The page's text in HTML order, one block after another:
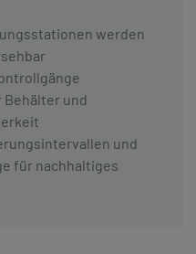
werden
und
und
für nachhaltiges